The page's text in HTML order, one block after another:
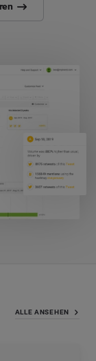
ALLE ANSEHEN